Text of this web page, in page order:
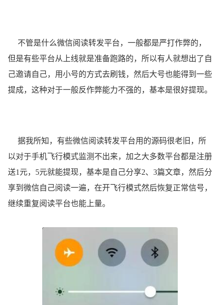
不管是什么微信阅读转发平台，一般都是严打作弊的，
但是有些平台从上线就是准备跑路的，所以有人就想出了自
己邀请自己，用小号的方式去刷钱，然后大号也能得到一些
提成，这种对于一般反作弊能力不强的，基本是很好提现。
据我所知，有些微信阅读转发平台用的源码很老旧，所
以对于手机飞行模式监测不出来，加之大多数平台都是注册
送1元，5元就能提现，基本是自己分享2、3篇文章，然后分
享到微信自己阅读一遍，在开飞行模式然后恢复正常信号，
继续重复阅读平台也能上量。